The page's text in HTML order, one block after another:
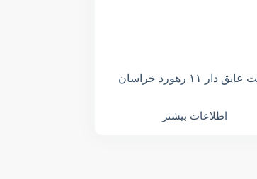
دار ۱۱ رهورد خراسان
اطلاعات بیشتر